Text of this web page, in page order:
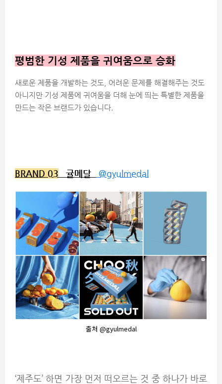
평범한 기성 제품을 귀여움으로 승화
새로운 제품을 개발하는 것도, 어려운 문제를 해결해주는 것도
아니지만 기성 제품에 귀여움을 더해 눈에 띄는 특별한 제품을
만드는 작은 브랜드가 있습니다.
BRAND 03 귤메달 @gyulmedal
출처 @gyulmedal
‘제주도’ 하면 가장 먼저 떠오르는 것 중 하나가 바로